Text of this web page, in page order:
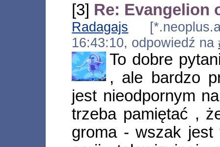
[3] Re: Evangelion
Radagajs
16:43:10, odpowiedź na
To dobre
, ale bardzo
jest nieodpornym
trzeba pamiętać ,
groma - wszak jest